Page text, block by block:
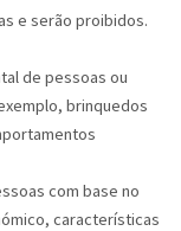
e serão proibidos.
de pessoas ou
brinquedos
com base no
características